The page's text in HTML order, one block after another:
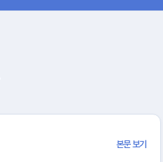
본문 보기